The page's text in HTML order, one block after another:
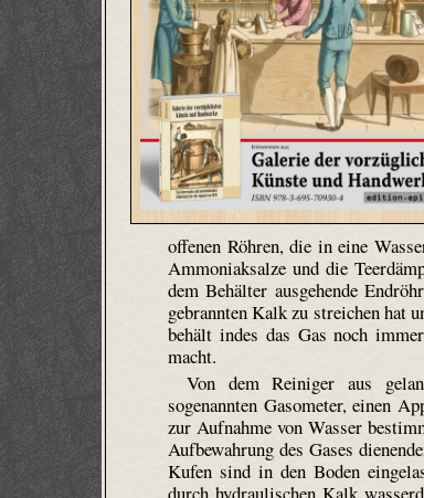
offenen Röhren, die in eine
Ammoniaksalze und die
dem Behälter ausgehende
gebrannten Kalk zu streichen hat
behält indes das Gas noch
macht.
Von dem Reiniger aus
sogenannten Gasometer, einen
zur Aufnahme von Wasser
Aufbewahrung des Gases
Kufen sind in den Boden